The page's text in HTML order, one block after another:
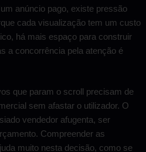
anúncio pago, existe pressão
cada visualização tem um custo
há mais espaço para construir
a concorrência pela atenção é
que param o scroll precisam de
sem afastar o utilizador. O
vendedor afugenta, ser
Compreender as
muito nesta decisão, como se